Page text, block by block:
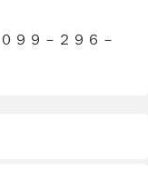
－２９６－